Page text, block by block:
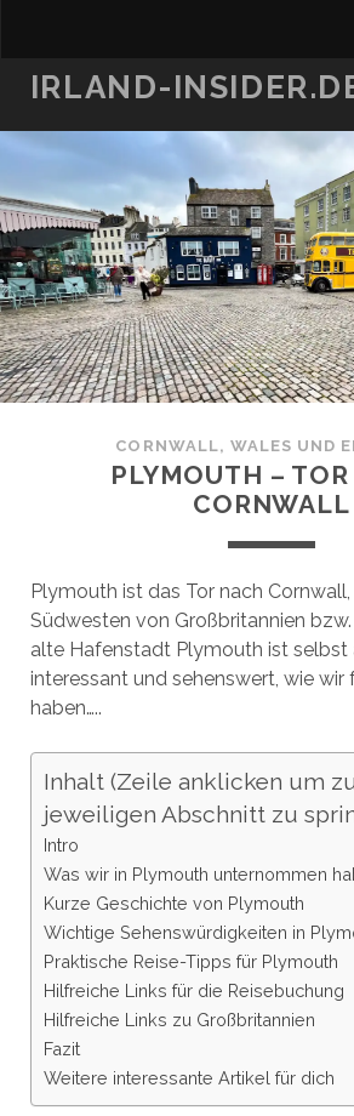
IRLAND-
CORNWALL, WALES UND
PLYMOUTH –
CORNWALL
Plymouth ist das Tor nach
Südwesten von Großbritannien
alte Hafenstadt Plymouth ist selbst
interessant und sehenswert, wie
haben…..
Inhalt (Zeile anklicken um
jeweiligen Abschnitt zu
Intro
Was wir in Plymouth unternommen
Kurze Geschichte von Plymouth
Wichtige Sehenswürdigkeiten in
Praktische Reise-Tipps für Plymouth
Hilfreiche Links für die Reisebuchung
Hilfreiche Links zu Großbritannien
Fazit
Weitere interessante Artikel für dich